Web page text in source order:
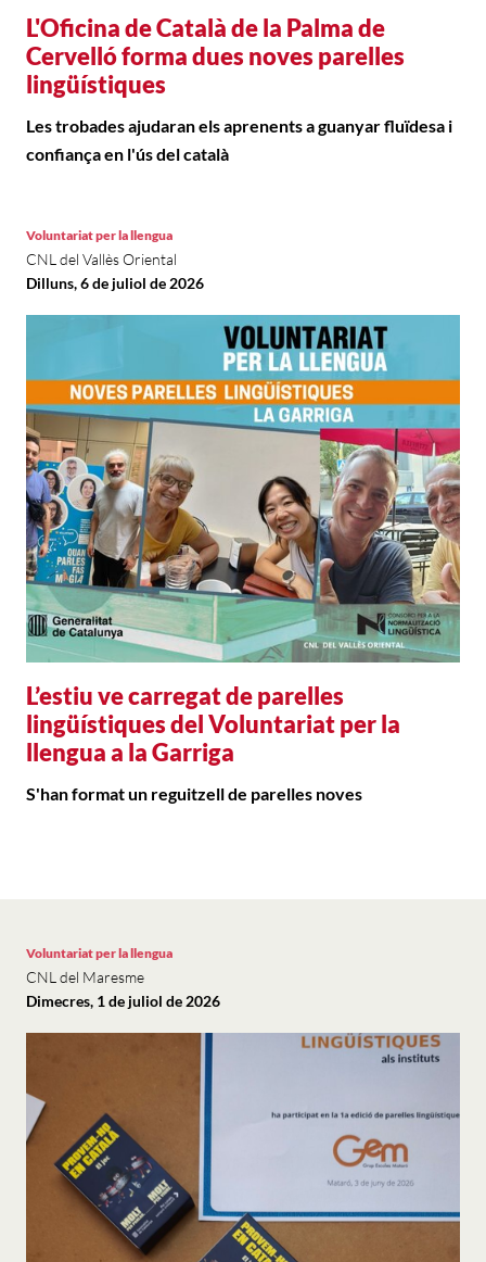
L'Oficina de Català de la Palma de
Cervelló forma dues noves parelles
lingüístiques
Les trobades ajudaran els aprenents a guanyar fluïdesa i
confiança en l'ús del català
L’estiu ve carregat de parelles
lingüístiques del Voluntariat per la
llengua a la Garriga
Voluntariat per la llengua
CNL del Vallès Oriental
Dilluns, 6 de juliol de 2026
S'han format un reguitzell de parelles noves
Voluntariat per la llengua
CNL del Maresme
Dimecres, 1 de juliol de 2026